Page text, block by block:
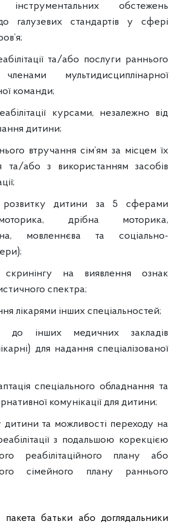
інструментальних обстежень
галузевих стандартів у сфері
та/або послуги раннього
мультидисциплінарної
команди;
курсами, незалежно від
дитини;
втручання сім’ям за місцем їх
та/або з використанням засобів
розвитку дитини за 5 сферами
дрібна моторика,
мовленнєва та соціально-
скринінгу на виявлення ознак
спектра;
лікарями інших спеціальностей;
до інших медичних закладів
для надання спеціалізованої
спеціального обладнання та
комунікації для дитини;
дитини та можливості переходу на
з подальшою корекцією
реабілітаційного плану або
сімейного плану раннього
батьки або доглядальники